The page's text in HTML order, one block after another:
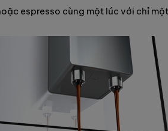
espresso cùng một lúc với chỉ